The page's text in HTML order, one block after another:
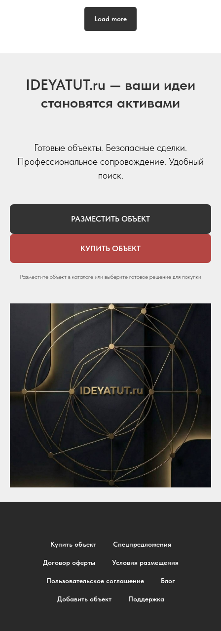
Load more
IDEYATUT.ru — ваши идеи
становятся активами
Готовые объекты. Безопасные сделки.
Профессиональное сопровождение. Удобный
поиск.
РАЗМЕСТИТЬ ОБЪЕКТ
КУПИТЬ ОБЪЕКТ
Разместите объект в каталоге или выберите готовое решение для покупки
Купить объект Спецпредложения
Договор оферты Условия размещения
Пользовательское соглашение Блог
Добавить объект Поддержка